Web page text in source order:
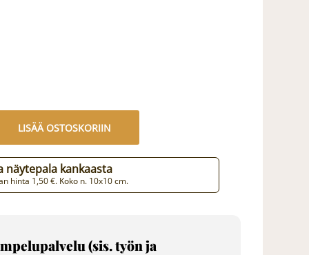
LISÄÄ OSTOSKORIIN
näytepala kankaasta
hinta 1,50 €. Koko n. 10x10 cm.
(sis. työn ja